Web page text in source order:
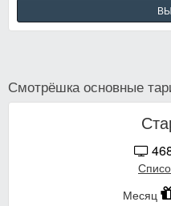
Смотрёшка основные
Месяц